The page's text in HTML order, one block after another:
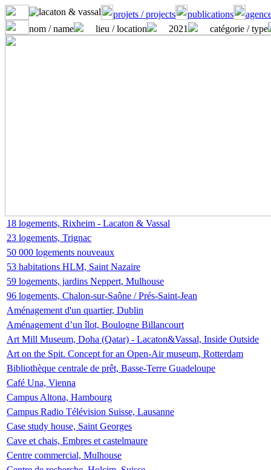
projets / projects publications
nom / name
lieu / location 2021 catégorie / type
18 logements, Rixheim - Lacaton & Vassal
23 logements, Trignac
50 000 logements nouveaux
53 habitations HLM, Saint Nazaire
59 logements, jardins Neppert, Mulhouse
96 logements, Chalon-sur-Saône / Prés-Saint-Jean
Aménagement d'un quartier, Dublin
Aménagement d’un îlot, Boulogne Billancourt
Art Mill Museum, Doha (Qatar) - Lacaton&Vassal, Inside Outside
Art on the Spit. Concept for an Open-Air museum, Rotterdam
Bibliothèque centrale de prêt, Basse-Terre Guadeloupe
Café Una, Vienna
Campus Altona, Hambourg
Campus Radio Télévision Suisse, Lausanne
Case study house, Saint Georges
Cave et chais, Embres et castelmaure
Centre commercial, Mulhouse